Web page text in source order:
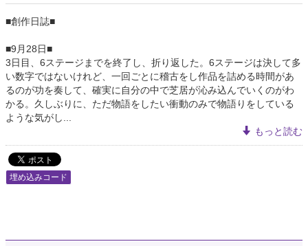
■創作日誌■
■9月28日■
3日目、6ステージまでを終了し、折り返した。6ステージは決して多
い数字ではないけれど、一回ごとに稽古をし作品を詰める時間があ
るのが功を奏して、確実に自分の中で芝居が沁み込んでいくのがわ
かる。久しぶりに、ただ物語をしたい衝動のみで物語りをしている
ような気がし...
もっと読む
埋め込みコード